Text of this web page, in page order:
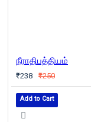
நீராதிபத்தியம்
₹238 ₹250
Add to Cart